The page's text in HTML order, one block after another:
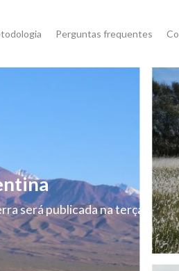
Perguntas frequentes
será publicada na terça-